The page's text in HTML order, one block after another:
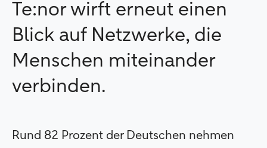
Te:nor wirft erneut einen
Blick auf Netzwerke, die
Menschen miteinander
verbinden.
Rund 82 Prozent der Deutschen nehmen